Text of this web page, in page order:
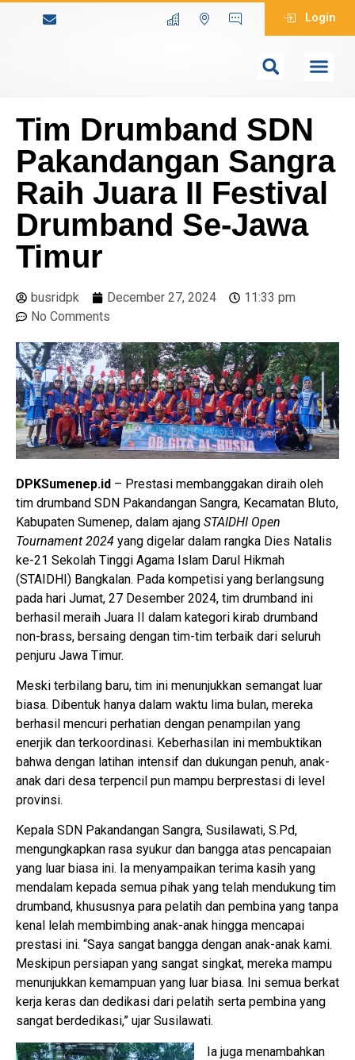
Login
Tim Drumband SDN
Pakandangan Sangra
Raih Juara II Festival
Drumband Se-Jawa
Timur
busridpk December 27, 2024
11:33 pm
No Comments
DPKSumenep.id – Prestasi membanggakan diraih oleh
tim drumband SDN Pakandangan Sangra, Kecamatan Bluto,
Kabupaten Sumenep, dalam ajang STAIDHI Open
Tournament 2024 yang digelar dalam rangka Dies Natalis
ke-21 Sekolah Tinggi Agama Islam Darul Hikmah
(STAIDHI) Bangkalan. Pada kompetisi yang berlangsung
pada hari Jumat, 27 Desember 2024, tim drumband ini
berhasil meraih Juara II dalam kategori kirab drumband
non-brass, bersaing dengan tim-tim terbaik dari seluruh
penjuru Jawa Timur.
Meski terbilang baru, tim ini menunjukkan semangat luar
biasa. Dibentuk hanya dalam waktu lima bulan, mereka
berhasil mencuri perhatian dengan penampilan yang
enerjik dan terkoordinasi. Keberhasilan ini membuktikan
bahwa dengan latihan intensif dan dukungan penuh, anak-
anak dari desa terpencil pun mampu berprestasi di level
provinsi.
Kepala SDN Pakandangan Sangra, Susilawati, S.Pd,
mengungkapkan rasa syukur dan bangga atas pencapaian
yang luar biasa ini. Ia menyampaikan terima kasih yang
mendalam kepada semua pihak yang telah mendukung tim
drumband, khususnya para pelatih dan pembina yang tanpa
kenal lelah membimbing anak-anak hingga mencapai
prestasi ini. “Saya sangat bangga dengan anak-anak kami.
Meskipun persiapan yang sangat singkat, mereka mampu
menunjukkan kemampuan yang luar biasa. Ini semua berkat
kerja keras dan dedikasi dari pelatih serta pembina yang
sangat berdedikasi,” ujar Susilawati.
Ia juga menambahkan